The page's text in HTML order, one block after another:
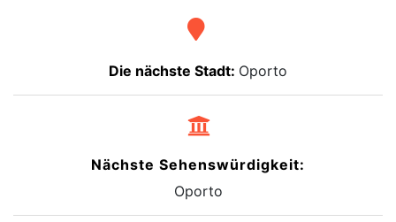
Die nächste Stadt: Oporto
Nächste Sehenswürdigkeit:
Oporto